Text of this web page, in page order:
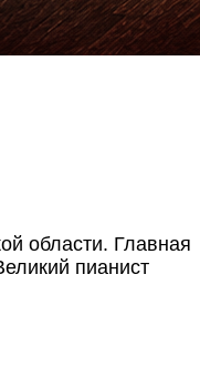
области. Главная
пианист